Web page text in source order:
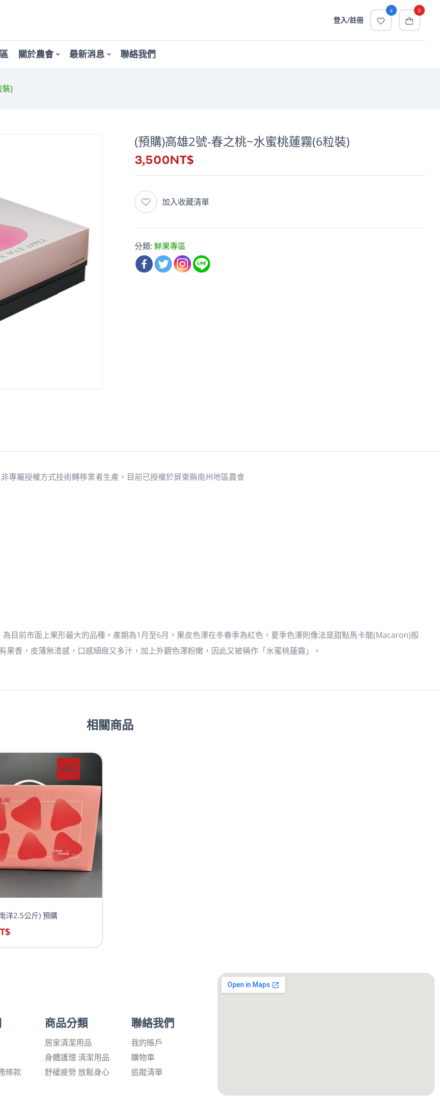
登入/註冊
4 0
關於農會 最新消息 聯絡我們
)
(預購)高雄2號-春之桃~水蜜桃蓮霧(6粒裝)
3,500NT$
加入收藏清單
分類: 鮮果專區
屬授權方式技術轉移業者生產，目前已授權於屏東縣南州地區農會
目前市面上果形最大的品種。產期為1月至6月，果皮色澤在冬春季為紅色，夏季色澤則像法是甜點馬卡龍(Macaron)般
香，皮薄無渣感，口感細緻又多汁，加上外觀色澤粉嫩，因此又被稱作「水蜜桃蓮霧」。
相關商品
已售完
洋2.5公斤) 預購
條款
商品分類
居家清潔用品
身體護理 清潔用品
舒緩疲勞 放鬆身心
聯絡我們
我的賬戶
購物車
追蹤清單